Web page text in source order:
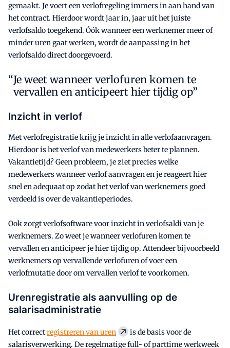
gemaakt. Je voert een verlofregeling immers in aan hand van
het contract. Hierdoor wordt jaar in, jaar uit het juiste
verlofsaldo toegekend. Óók wanneer een werknemer meer of
minder uren gaat werken, wordt de aanpassing in het
verlofsaldo direct doorgevoerd.
Je weet wanneer verlofuren komen te
vervallen en anticipeert hier tijdig op”
Inzicht in verlof
Met verlofregistratie krijg je inzicht in alle verlofaanvragen.
Hierdoor is het verlof van medewerkers beter te plannen.
Vakantietijd? Geen probleem, je ziet precies welke
medewerkers wanneer verlof aanvragen en je reageert hier
snel en adequaat op zodat het verlof van werknemers goed
verdeeld is over de vakantieperiodes.
Ook zorgt verlofsoftware voor inzicht in verlofsaldi van je
werknemers. Zo weet je wanneer verlofuren komen te
vervallen en anticipeer je hier tijdig op. Attendeer bijvoorbeeld
werknemers op vervallende verlofuren of voer een
verlofmutatie door om vervallen verlof te voorkomen.
Urenregistratie als aanvulling op de
salarisadministratie
Het correctregistreren van uren
is de basis voor de
salarisverwerking. De regelmatige full- of parttime werkweek